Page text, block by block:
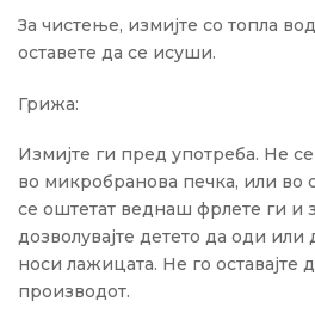
За чистење, измијте со топла
оставете да се исуши.
Грижа:
Измијте ги пред употреба. Не
во микробранова печка, или во
се оштетат веднаш фрлете ги и
дозволувајте детето да оди или
носи лажицата. Не го оставајте
производот.